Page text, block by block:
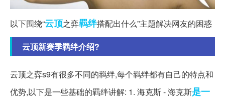
以下围绕“云顶之弈羁绊搭配出什么”主题解决网友的困惑
云顶新赛季羁绊介绍?
云顶之弈s9有很多不同的羁绊,每个羁绊都有自己的特点和
优势,以下是一些基础的羁绊讲解: 1. 海克斯 - 海克斯是一